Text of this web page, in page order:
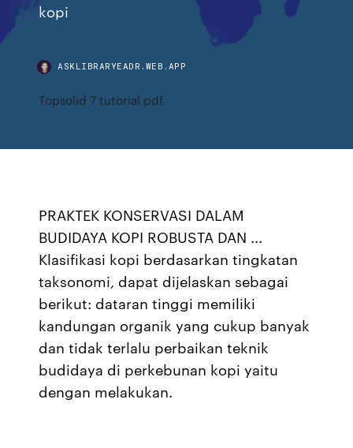
kopi
ASKLIBRARYEADR.WEB.APP
Topsolid 7 tutorial pdf
PRAKTEK KONSERVASI DALAM
BUDIDAYA KOPI ROBUSTA DAN ...
Klasifikasi kopi berdasarkan tingkatan
taksonomi, dapat dijelaskan sebagai
berikut: dataran tinggi memiliki
kandungan organik yang cukup banyak
dan tidak terlalu perbaikan teknik
budidaya di perkebunan kopi yaitu
dengan melakukan.